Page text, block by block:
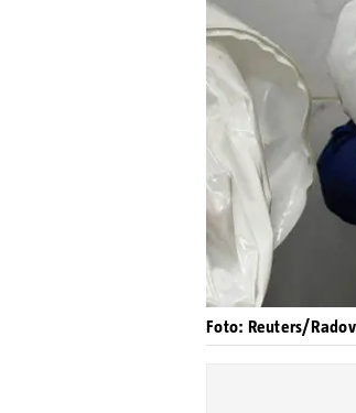
Foto: Reuters/